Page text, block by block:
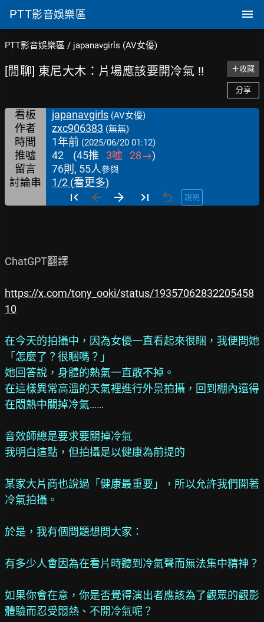
PTT影音娛樂區
PTT影音娛樂區 / japanavgirls (AV女優)
[閒聊] 東尼大木：片場應該要開冷氣 !! ＋收藏
分享
看板 japanavgirls (AV女優)
作者 zxc906383 (無無)
時間 1年前 (2025/06/20 01:12)
推噓 42 (45推 3噓 28→)
留言
76則, 55人參與
討論串 1/2 (看更多)
說明
ChatGPT翻譯
https://x.com/tony_ooki/status/19357062832205458
10
在今天的拍攝中，因為女優一直看起來很睏，我便問她
「怎麼了？很睏嗎？」
她回答說，身體的熱氣一直散不掉。
在這樣異常高溫的天氣裡進行外景拍攝，回到棚內還得
在悶熱中關掉冷氣……
音效師總是要求要關掉冷氣
我明白這點，但拍攝是以健康為前提的
某家大片商也說過「健康最重要」，所以允許我們開著
冷氣拍攝。
於是，我有個問題想問大家：
有多少人會因為在看片時聽到冷氣聲而無法集中精神？
如果你會在意，你是否覺得演出者應該為了觀眾的觀影
體驗而忍受悶熱、不開冷氣呢？